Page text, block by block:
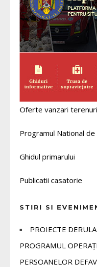
Oferte vanzari terenuri
Programul National
Ghidul primarului
Publicatii casatorie
STIRI SI
PROIECTE
PROGRAMUL
PERSOANELOR